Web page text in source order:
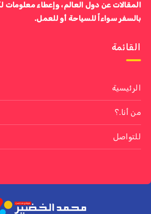
المقالات عن دول العالم، وإعطاء معلومات
بالسفر سواءاً للسياحة أو للعمل.
القائمة
الرئيسية
من أنا.؟
للتواصل